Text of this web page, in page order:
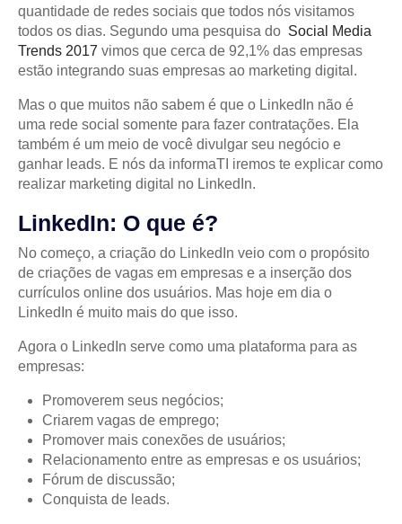
quantidade de redes sociais que todos nós visitamos
todos os dias. Segundo uma pesquisa do Social Media
Trends 2017 vimos que cerca de 92,1% das empresas
estão integrando suas empresas ao marketing digital.
Mas o que muitos não sabem é que o LinkedIn não é
uma rede social somente para fazer contratações. Ela
também é um meio de você divulgar seu negócio e
ganhar leads. E nós da informaTI iremos te explicar como
realizar marketing digital no LinkedIn.
LinkedIn: O que é?
No começo, a criação do LinkedIn veio com o propósito
de criações de vagas em empresas e a inserção dos
currículos online dos usuários. Mas hoje em dia o
LinkedIn é muito mais do que isso.
Agora o LinkedIn serve como uma plataforma para as
empresas:
Promoverem seus negócios;
Criarem vagas de emprego;
Promover mais conexões de usuários;
Relacionamento entre as empresas e os usuários;
Fórum de discussão;
Conquista de leads.